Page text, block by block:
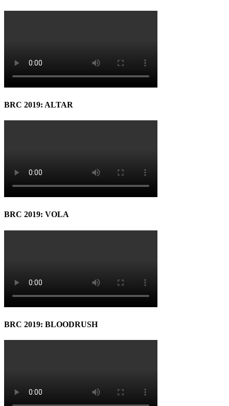
BRC 2019: ALTAR
BRC 2019: VOLA
BRC 2019: BLOODRUSH